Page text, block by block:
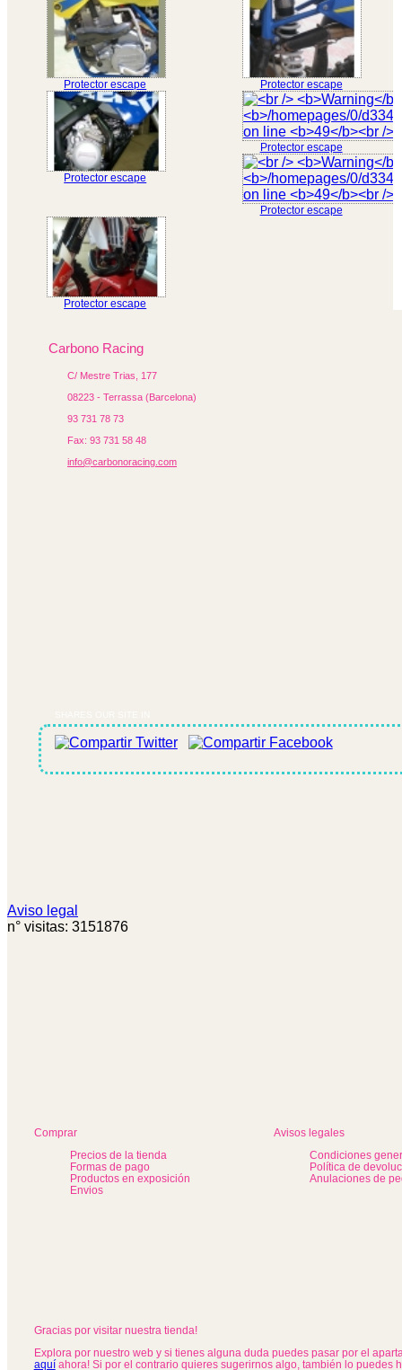
Protector escape Protector escape
Protector escape
Protector escape
Protector escape
Protector escape
Carbono Racing
C/ Mestre Trias, 177
08223 - Terrassa (Barcelona)
93 731 78 73
Fax: 93 731 58 48
info@carbonoracing.com
Aviso legal
n° visitas: 3151876
Comprar
Precios de la tienda
Formas de pago
Productos en exposición
Envios
Avisos legales
Condiciones
Política de
Anulaciones de
Gracias por visitar nuestra tienda!
Explora por nuestro web y si tienes alguna duda puedes pasar por el
aquíahora! Si por el contrario quieres sugerirnos algo, también lo puedes